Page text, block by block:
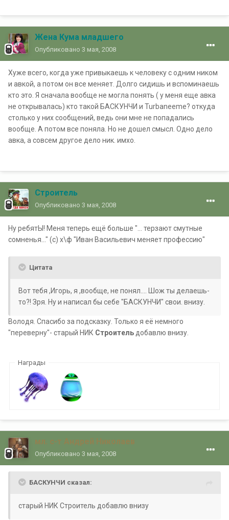
Жена Кума младшего
Опубликовано 3 мая, 2008
Хуже всего, когда уже привыкаешь к человеку с одним ником
и авкой, а потом он все меняет. Долго сидишь и вспоминаешь
кто это. Я сначала вообще не могла понять ( у меня еще авка
не открывалась) кто такой БАСКУНЧИ и Turbaneeme? откуда
столько у них сообщений, ведь они мне не попадались
вообще. А потом все поняла. Но не дошел смысл. Одно дело
авка, а совсем другое дело ник. имхо.
Строитель
Опубликовано 3 мая, 2008
Ну ребятЫ! Меня теперь ещё больше "... терзают смутные
сомненья..." (с) х\ф "Иван Васильевич меняет профессию"
Цитата
Вот тебя ,Игорь, я ,вообще, не понял.... Шож ты делаешь-
то?! Зря. Ну и написал бы себе "БАСКУНЧИ" свои. внизу.
Володя. Спасибо за подсказку. Только я её немного
"переверну"- старый НИК Строитель добавлю внизу.
Награды
мл. с-т Андрей Николаев
Опубликовано 3 мая, 2008
БАСКУНЧИ сказал:
старый НИК Строитель добавлю внизу